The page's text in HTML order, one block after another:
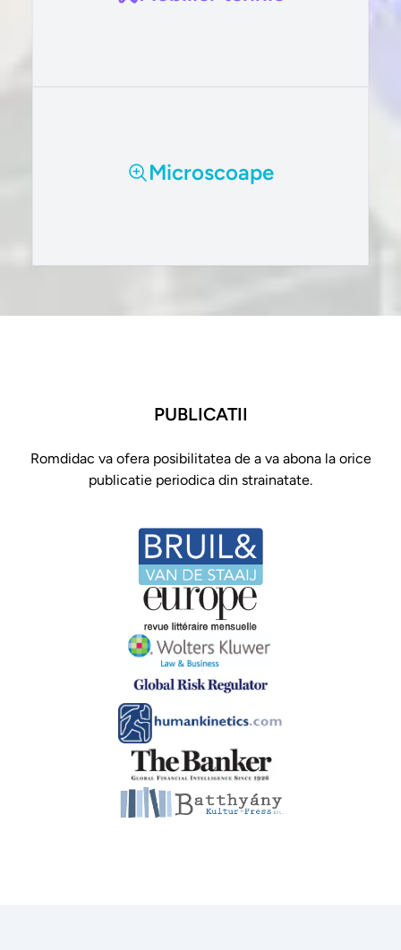
Microscoape
PUBLICATII
Romdidac va ofera posibilitatea de a va abona la orice
publicatie periodica din strainatate.